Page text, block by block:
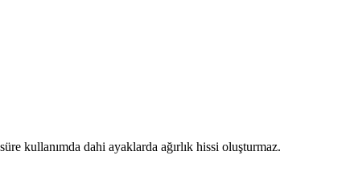
kullanımda dahi ayaklarda ağırlık hissi oluşturmaz.